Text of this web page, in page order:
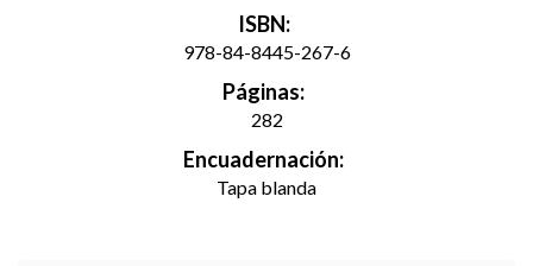
ISBN:
978-84-8445-267-6
Páginas:
282
Encuadernación:
Tapa blanda